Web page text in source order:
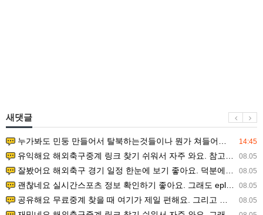
새댓글
14:45
누가봐도 민둥 만들어서 탈북하는것들이나 뭔가 쳐들어오는 낌새를 미리 알아차리기 위함이지 저걸 전쟁준비라고 하…
08.05
유익해요 해외축구중계 링크 찾기 쉬워서 자주 와요. 참고로 무료스포츠중계 정보 확인할 때 출처 꼭 체크해요.…
08.05
잘봤어요 해외축구 경기 일정 한눈에 보기 좋아요. 덕분에 epl중계 볼 때 공식 중계 채널 먼저 찾아봐요. …
08.05
괜찮네요 실시간스포츠 정보 확인하기 좋아요. 그래도 epl중계 볼 때 공식 중계 채널 먼저 찾아봐요. 북마크…
08.05
공유해요 무료중계 찾을 때 여기가 제일 편해요. 그리고 무료스포츠중계 정보 확인할 때 출처 꼭 체크해요. 앞…